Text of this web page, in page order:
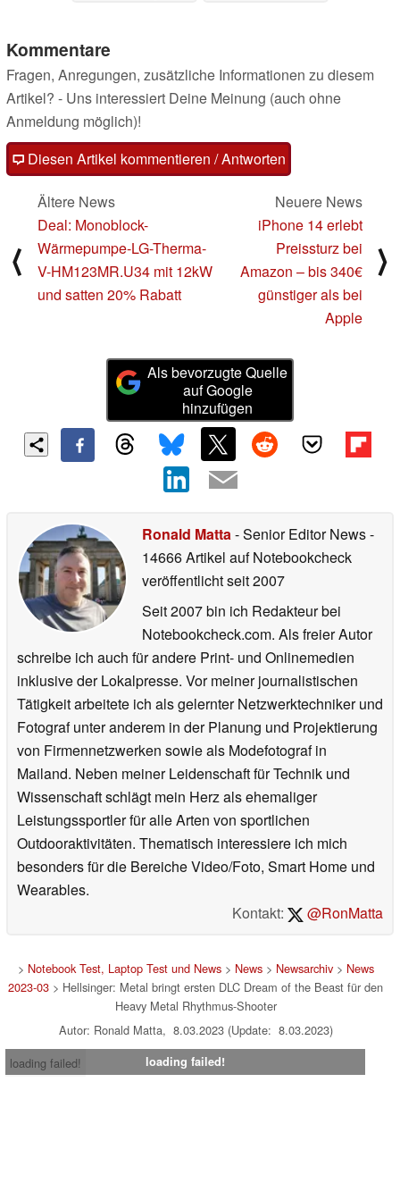
Kommentare
Fragen, Anregungen, zusätzliche Informationen zu diesem
Artikel? - Uns interessiert Deine Meinung (auch ohne
Anmeldung möglich)!
Diesen Artikel kommentieren / Antworten
⟨
Ältere News
Deal: Monoblock-
Wärmepumpe-LG-Therma-
V-HM123MR.U34 mit 12kW
und satten 20% Rabatt
Neuere News
iPhone 14 erlebt
Preissturz bei
Amazon – bis 340€
günstiger als bei
Apple
⟩
Als bevorzugte Quelle
auf Google
hinzufügen
Ronald Matta- Senior Editor News-
14666 Artikel auf Notebookcheck
veröffentlichtseit 2007
Seit 2007 bin ich Redakteur bei
Notebookcheck.com. Als freier Autor
schreibe ich auch für andere Print- und Onlinemedien
inklusive der Lokalpresse. Vor meiner journalistischen
Tätigkeit arbeitete ich als gelernter Netzwerktechniker und
Fotograf unter anderem in der Planung und Projektierung
von Firmennetzwerken sowie als Modefotograf in
Mailand. Neben meiner Leidenschaft für Technik und
Wissenschaft schlägt mein Herz als ehemaliger
Leistungssportler für alle Arten von sportlichen
Outdooraktivitäten. Thematisch interessiere ich mich
besonders für die Bereiche Video/Foto, Smart Home und
Wearables.
Kontakt:
@RonMatta
> Notebook Test, Laptop Test und News> News> Newsarchiv> News
2023-03 > Hellsinger: Metal bringt ersten DLC Dream of the Beast für den
Heavy Metal Rhythmus-Shooter
Autor: Ronald Matta, 8.03.2023 (Update: 8.03.2023)
loading failed!
loading failed!